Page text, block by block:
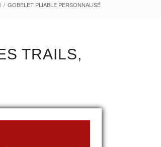
/ GOBELET PLIABLE PERSONNALISÉ
TRAILS,